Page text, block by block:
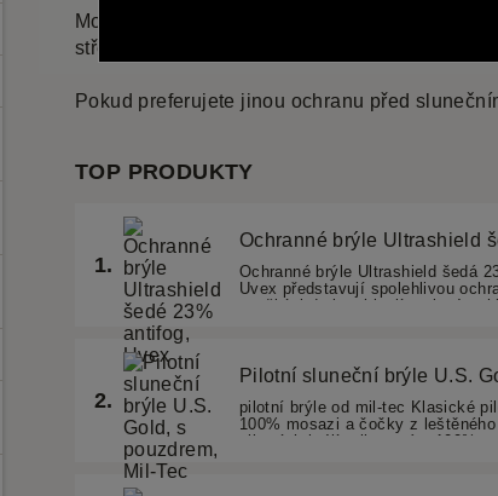
Možná hledáte spíše univerzální nebo
střelnici. Vyberte si z naší nabídky
Pokud preferujete jinou ochranu před